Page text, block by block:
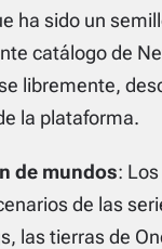
ha sido un
catálogo de
libremente,
la plataforma.
de mundos:
de las
, las tierras de